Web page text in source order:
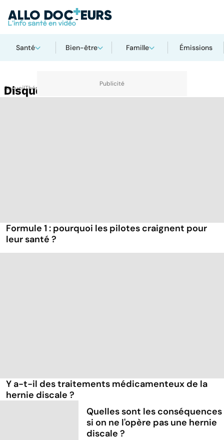
Santé Bien-être Famille Émissions
AccueilThématiques
Disque intervertébral
Formule 1 : pourquoi les pilotes craignent pour
leur santé ?
Y a-t-il des traitements médicamenteux de la
hernie discale ?
Quelles sont les conséquences
si on ne l'opère pas une hernie
discale ?